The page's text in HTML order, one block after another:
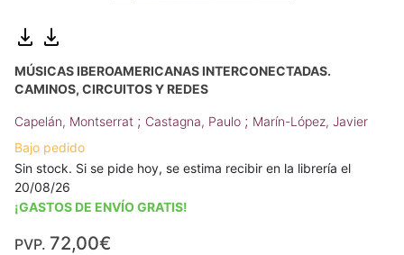
MÚSICAS IBEROAMERICANAS INTERCONECTADAS.
CAMINOS, CIRCUITOS Y REDES
Capelán, Montserrat ; Castagna, Paulo ; Marín-López, Javier
Bajo pedido
Sin stock. Si se pide hoy, se estima recibir en la librería el
20/08/26
¡GASTOS DE ENVÍO GRATIS!
PVP. 72,00€